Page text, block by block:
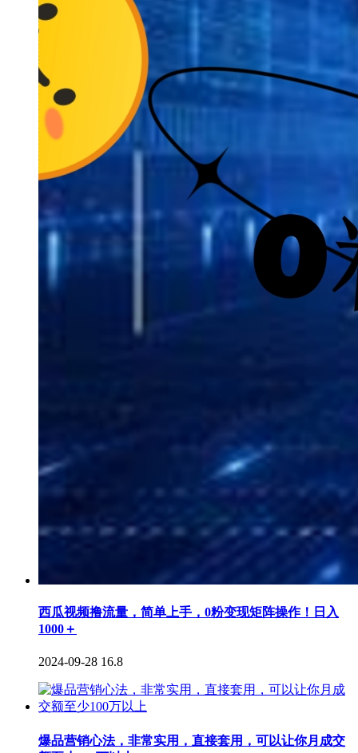
西瓜视频撸流量，简单上手，0粉变现矩阵操作！日入
1000＋
2024-09-28 16.8
爆品营销心法，非常实用，直接套用，可以让你月成交